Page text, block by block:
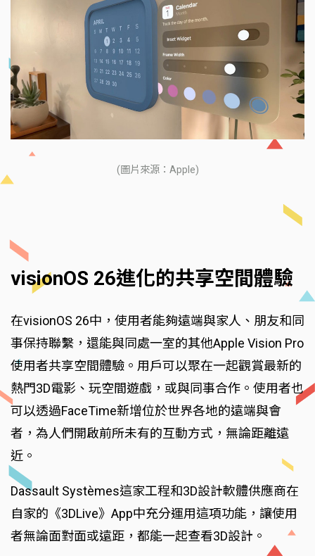
(圖片來源：Apple)
visionOS 26進化的共享空間體驗
在visionOS 26中，使用者能夠遠端與家人、朋友和同
事保持聯繫，還能與同處一室的其他Apple Vision Pro
使用者共享空間體驗。用戶可以聚在一起觀賞最新的
熱門3D電影、玩空間遊戲，或與同事合作。使用者也
可以透過FaceTime新增位於世界各地的遠端與會
者，為人們開啟前所未有的互動方式，無論距離遠
近。
Dassault Systèmes這家工程和3D設計軟體供應商在
自家的《3DLive》App中充分運用這項功能，讓使用
者無論面對面或遠距，都能一起查看3D設計。